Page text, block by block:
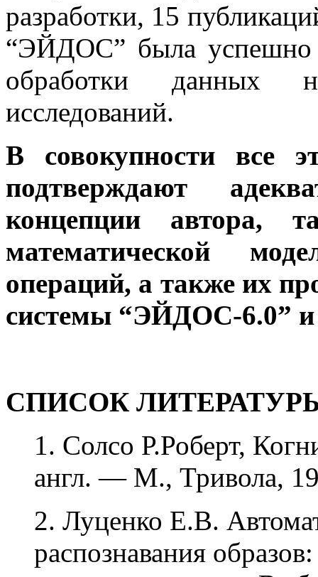
разработки, 15
“ЭЙДОС” была успешно
обработки данных
исследований.
В совокупности все
подтверждают
концепции автора,
математической
операций, а также их
системы “ЭЙДОС-6.0” и
СПИСОК
1. Солсо Р.Роберт,
англ. — М., Тривола,
2. Луценко Е.В.
распознавания